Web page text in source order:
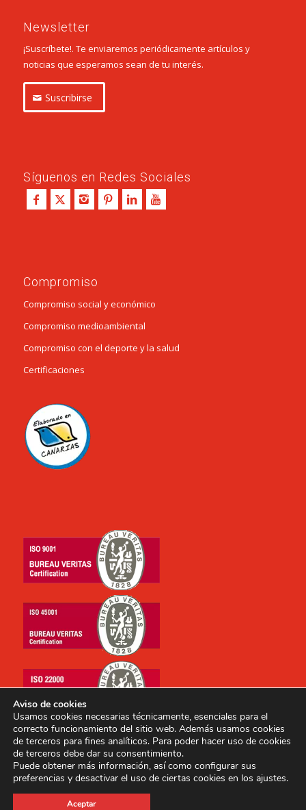
Newsletter
¡Suscríbete!. Te enviaremos periódicamente artículos y
noticias que esperamos sean de tu interés.
Suscribirse
Síguenos en Redes Sociales
Compromiso
Compromiso social y económico
Compromiso medioambiental
Compromiso con el deporte y la salud
Certificaciones
Copyright © 2014-2026 E.I. Archipielago, S.A. Todos los
Aviso de cookies
Usamos cookies necesarias técnicamente, esenciales para el
correcto funcionamiento del sitio web. Además usamos cookies
de terceros para fines analíticos. Para poder hacer uso de cookies
de terceros debe dar su consentimiento.
Puede obtener más información, así como configurar sus
preferencias y desactivar el uso de ciertas cookies en los ajustes.
Aceptar